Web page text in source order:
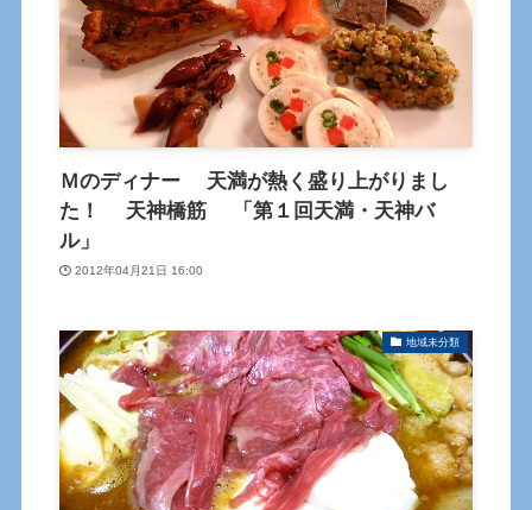
Ｍのディナー 天満が熱く盛り上がりまし
た！ 天神橋筋 「第１回天満・天神バ
ル」
2012年04月21日 16:00
地域未分類